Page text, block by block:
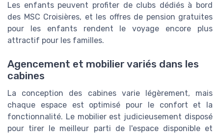
Les enfants peuvent profiter de clubs dédiés à bord
des MSC Croisières, et les offres de pension gratuites
pour les enfants rendent le voyage encore plus
attractif pour les familles.
Agencement et mobilier variés dans les
cabines
La conception des cabines varie légèrement, mais
chaque espace est optimisé pour le confort et la
fonctionnalité. Le mobilier est judicieusement disposé
pour tirer le meilleur parti de l'espace disponible et